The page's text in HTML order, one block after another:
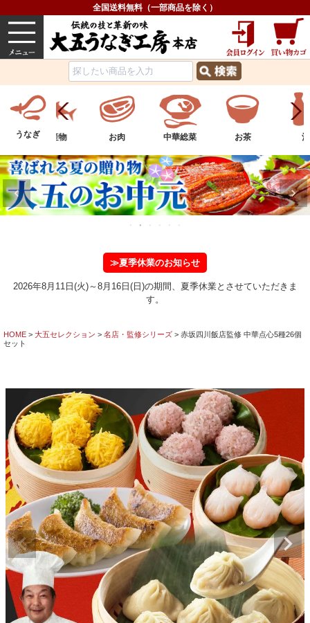
全国送料無料（一部商品を除く）
うなぎ 内祝い グルメ
うなぎ 水産物 お肉 中華総菜 お茶 酒
≫夏季休業のお知らせ
2026年8月11日(火)～8月16日(日)の期間、夏季休業とさせていただきま
す。
HOME 大五セレクション 名店・監修シリーズ
赤坂四川飯店監修 中華点心5種26個
セット